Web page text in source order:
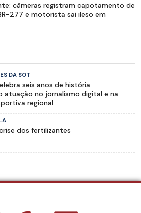
câmeras registram capotamento de
277 e motorista sai ileso em
DA SOT
seis anos de história
atuação no jornalismo digital e na
regional
dos fertilizantes